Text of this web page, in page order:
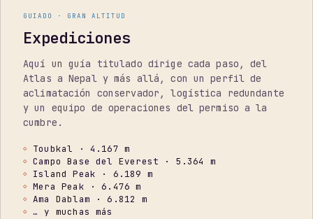
GUIADO · GRAN ALTITUD
Expediciones
Aquí un guía titulado dirige cada paso, del
Atlas a Nepal y más allá, con un perfil de
aclimatación conservador, logística redundante
y un equipo de operaciones del permiso a la
cumbre.
Toubkal · 4.167 m
Campo Base del Everest · 5.364 m
Island Peak · 6.189 m
Mera Peak · 6.476 m
Ama Dablam · 6.812 m
… y muchas más